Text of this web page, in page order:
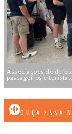
Associações de
passageiros e
OUÇA ESSA